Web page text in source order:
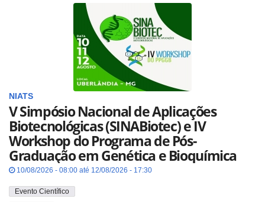
NIATS
V Simpósio Nacional de Aplicações
Biotecnológicas (SINABiotec) e IV
Workshop do Programa de Pós-
Graduação em Genética e Bioquímica
10/08/2026 - 08:00 até 12/08/2026 - 17:30
Evento Científico